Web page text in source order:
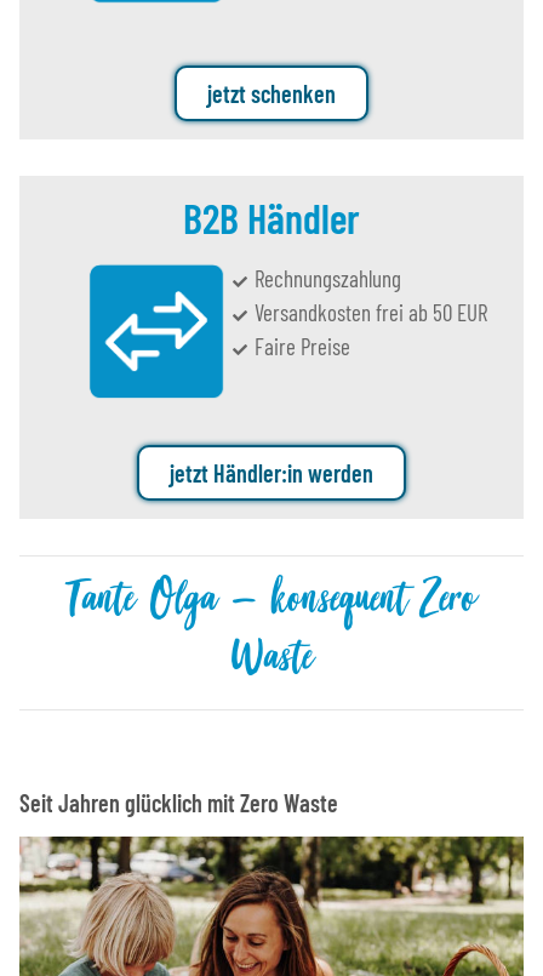
jetzt schenken
B2B Händler
Rechnungszahlung
Versandkosten frei ab 50 EUR
Faire Preise
jetzt Händler:in werden
Tante Olga – konsequent Zero
Waste
Seit Jahren glücklich mit Zero Waste